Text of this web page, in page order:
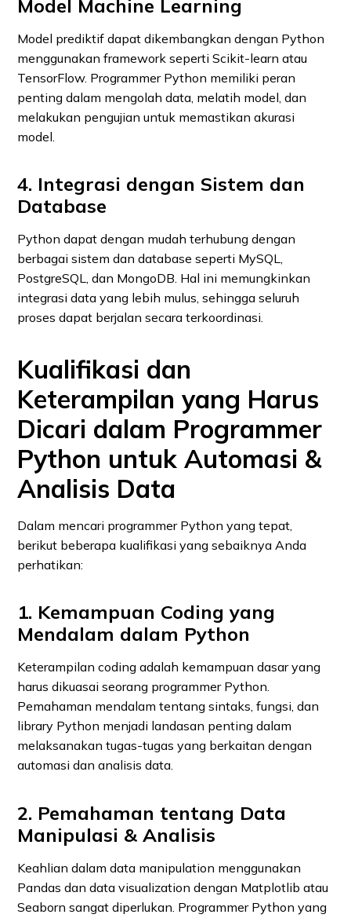
Model Machine Learning
Model prediktif dapat dikembangkan dengan Python
menggunakan framework seperti Scikit-learn atau
TensorFlow. Programmer Python memiliki peran
penting dalam mengolah data, melatih model, dan
melakukan pengujian untuk memastikan akurasi
model.
4. Integrasi dengan Sistem dan
Database
Python dapat dengan mudah terhubung dengan
berbagai sistem dan database seperti MySQL,
PostgreSQL, dan MongoDB. Hal ini memungkinkan
integrasi data yang lebih mulus, sehingga seluruh
proses dapat berjalan secara terkoordinasi.
Kualifikasi dan
Keterampilan yang Harus
Dicari dalam Programmer
Python untuk Automasi &
Analisis Data
Dalam mencari programmer Python yang tepat,
berikut beberapa kualifikasi yang sebaiknya Anda
perhatikan:
1. Kemampuan Coding yang
Mendalam dalam Python
Keterampilan coding adalah kemampuan dasar yang
harus dikuasai seorang programmer Python.
Pemahaman mendalam tentang sintaks, fungsi, dan
library Python menjadi landasan penting dalam
melaksanakan tugas-tugas yang berkaitan dengan
automasi dan analisis data.
2. Pemahaman tentang Data
Manipulasi & Analisis
Keahlian dalam data manipulation menggunakan
Pandas dan data visualization dengan Matplotlib atau
Seaborn sangat diperlukan. Programmer Python yang